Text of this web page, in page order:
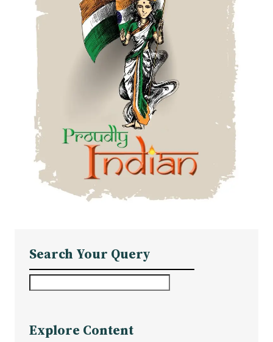
Search Your Query
r
Explore Content